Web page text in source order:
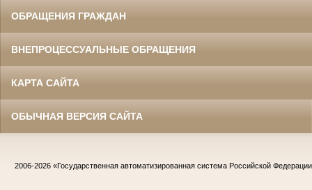
ОБРАЩЕНИЯ ГРАЖДАН
ВНЕПРОЦЕССУАЛЬНЫЕ ОБРАЩЕНИЯ
КАРТА САЙТА
ОБЫЧНАЯ ВЕРСИЯ САЙТА
2006-2026 «Государственная автоматизированная система Российской